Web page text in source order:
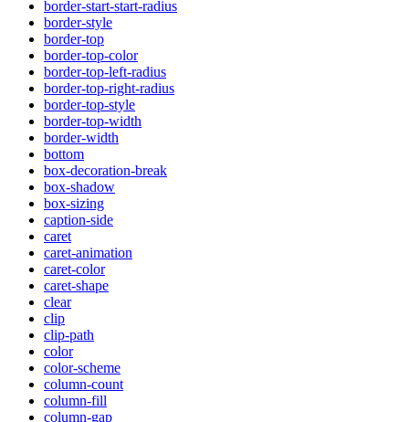
border-start-start-radius
border-style
border-top
border-top-color
border-top-left-radius
border-top-right-radius
border-top-style
border-top-width
border-width
bottom
box-decoration-break
box-shadow
box-sizing
caption-side
caret
caret-animation
caret-color
caret-shape
clear
clip
clip-path
color
color-scheme
column-count
column-fill
column-gap